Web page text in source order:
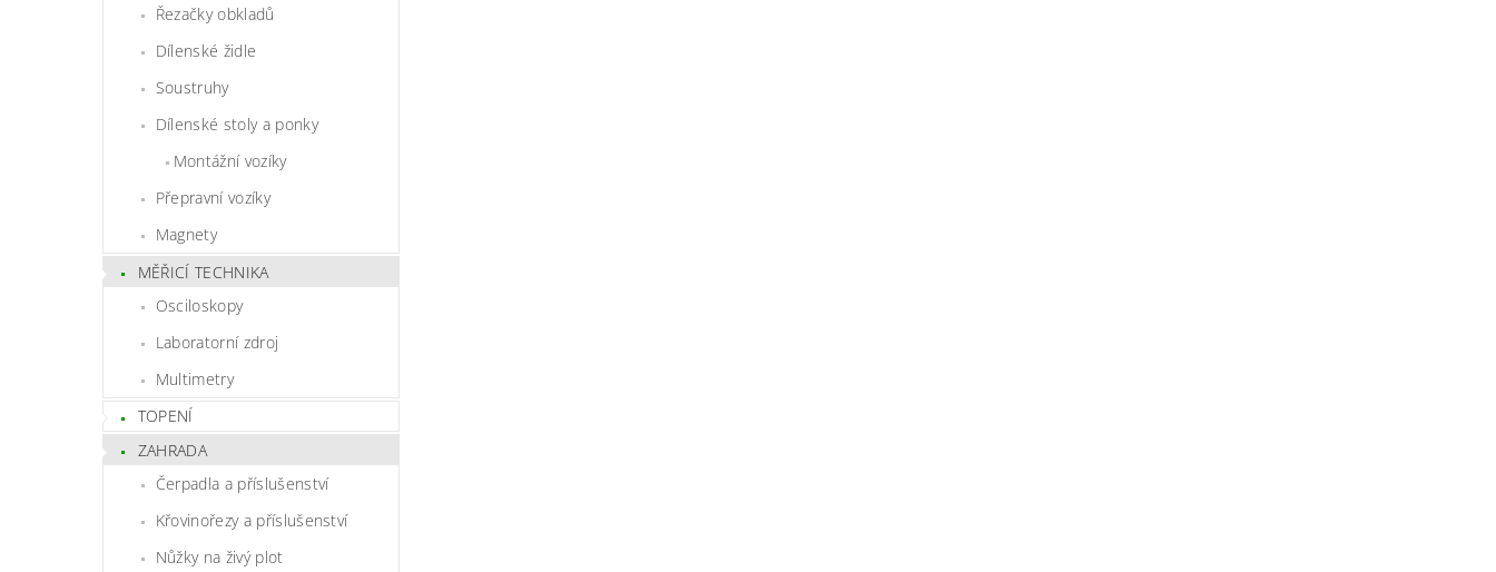
Řezačky obkladů
Dílenské židle
Soustruhy
Dílenské stoly a ponky
Montážní vozíky
Přepravní vozíky
Magnety
MĚŘICÍ TECHNIKA
Osciloskopy
Laboratorní zdroj
Multimetry
TOPENÍ
ZAHRADA
Čerpadla a příslušenství
Křovinořezy a příslušenství
Nůžky na živý plot